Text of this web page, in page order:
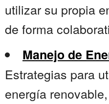
utilizar su propia
de forma
Manejo de
Estrategias para
energía